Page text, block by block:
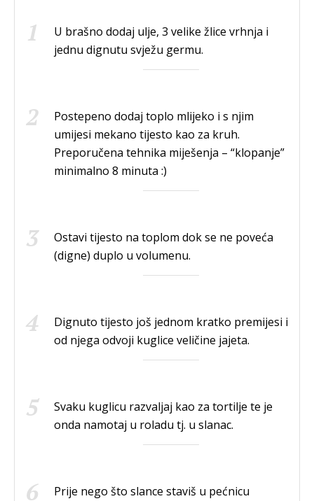
U brašno dodaj ulje, 3 velike žlice vrhnja i
jednu dignutu svježu germu.
Postepeno dodaj toplo mlijeko i s njim
umijesi mekano tijesto kao za kruh.
Preporučena tehnika miješenja – “klopanje”
minimalno 8 minuta :)
Ostavi tijesto na toplom dok se ne poveća
(digne) duplo u volumenu.
Dignuto tijesto još jednom kratko premijesi i
od njega odvoji kuglice veličine jajeta.
Svaku kuglicu razvaljaj kao za tortilje te je
onda namotaj u roladu tj. u slanac.
Prije nego što slance staviš u pećnicu